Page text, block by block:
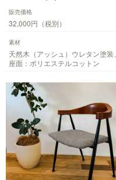
販売価格
32,000円（税別）
素材
天然木（アッシュ）ウレタン塗装、
座面：ポリエステルコットン